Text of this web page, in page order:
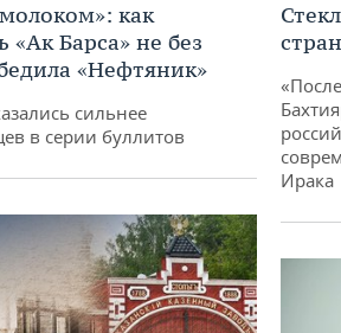
как
«Ак Барса» не без
«Нефтяник»
сильнее
в серии буллитов
Ирака